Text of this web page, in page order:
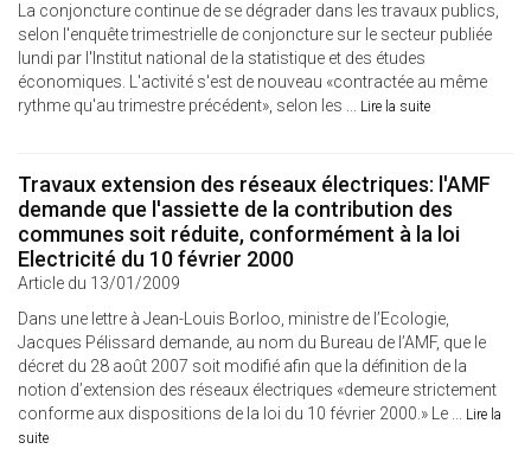
La conjoncture continue de se dégrader dans les travaux publics,
selon l'enquête trimestrielle de conjoncture sur le secteur publiée
lundi par l'Institut national de la statistique et des études
économiques. L'activité s'est de nouveau «contractée au même
rythme qu'au trimestre précédent», selon les ... Lire la suite
Travaux extension des réseaux électriques: l'AMF
demande que l'assiette de la contribution des
communes soit réduite, conformément à la loi
Electricité du 10 février 2000
Article du 13/01/2009
Dans une lettre à Jean-Louis Borloo, ministre de l’Ecologie,
Jacques Pélissard demande, au nom du Bureau de l’AMF, que le
décret du 28 août 2007 soit modifié afin que la définition de la
notion d’extension des réseaux électriques «demeure strictement
conforme aux dispositions de la loi du 10 février 2000.» Le ... Lire la
suite